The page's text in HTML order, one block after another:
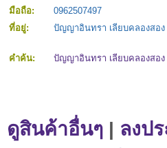
มือถือ:
0962507497
ที่อยู่:
ปัญญาอินทรา เลียบคลองสอ
คำค้น: ปัญญาอินทรา เลียบคลองสอ
ดูสินค้าอื่นๆ | ลงป